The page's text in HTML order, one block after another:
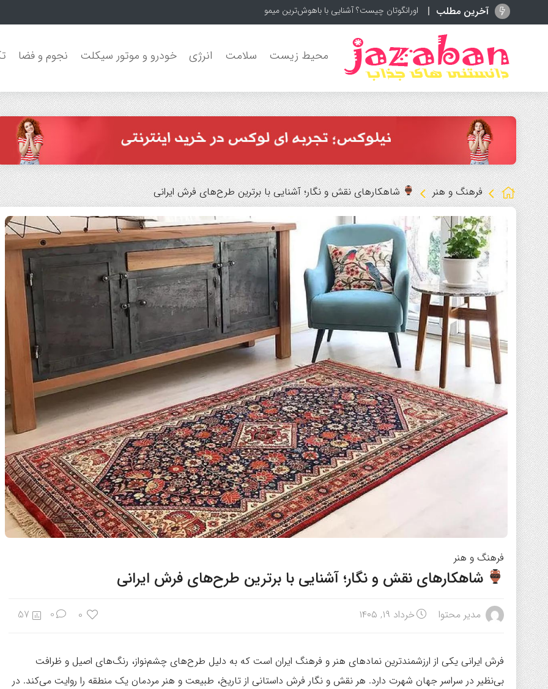
آخرین مطلب اورانگوتان چیست؟ آشنایی با باهوش‌ترین میمون جنگل‌های بارانی
محیط زیست سلامت انرژی خودرو و موتور سیکلت نجوم و فضا
فرهنگ و هنر شاهکارهای نقش و نگار؛ آشنایی با برترین طرح‌های فرش ایرانی
فرهنگ و هنر
شاهکارهای نقش و نگار؛ آشنایی با برترین طرح‌های فرش ایرانی
مدیر محتوا خرداد ۱۹, ۱۴۰۵ 0
0
57
فرش ایرانی یکی از ارزشمندترین نمادهای هنر و فرهنگ ایران است که به دلیل طرح‌های چشم‌نواز، رنگ‌های اصیل و ظرافت
بی‌نظیر در سراسر جهان شهرت دارد. هر نقش و نگار فرش داستانی از تاریخ، طبیعت و هنر مردمان یک منطقه را روایت می‌کند. در